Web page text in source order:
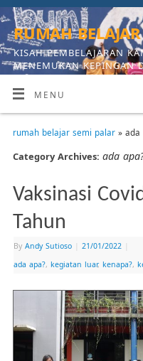
rumah
KISAH PEMBELAJARAN
MENEMUKAN KEPINGAN
MENU
rumah belajar semi palar» ada
Category Archives: ada
Vaksinasi
Tahun
By Andy Sutioso 21/01/2022
ada apa?, kegiatan luar, kenapa?,